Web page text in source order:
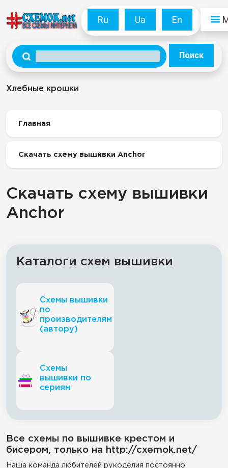
Ru Ua En
Поиск
Хлебные крошки
Главная
Скачать схему вышивки Anchor
Скачать схему вышивки
Anchor
Каталоги схем вышивки
Схемы вышивки
по
производителям
(автору)
Схемы
вышивки по
сериям
Все схемы по вышивке крестом и
бисером, только на http://cxemok.net/
Наша команда любителей рукоделия постоянно